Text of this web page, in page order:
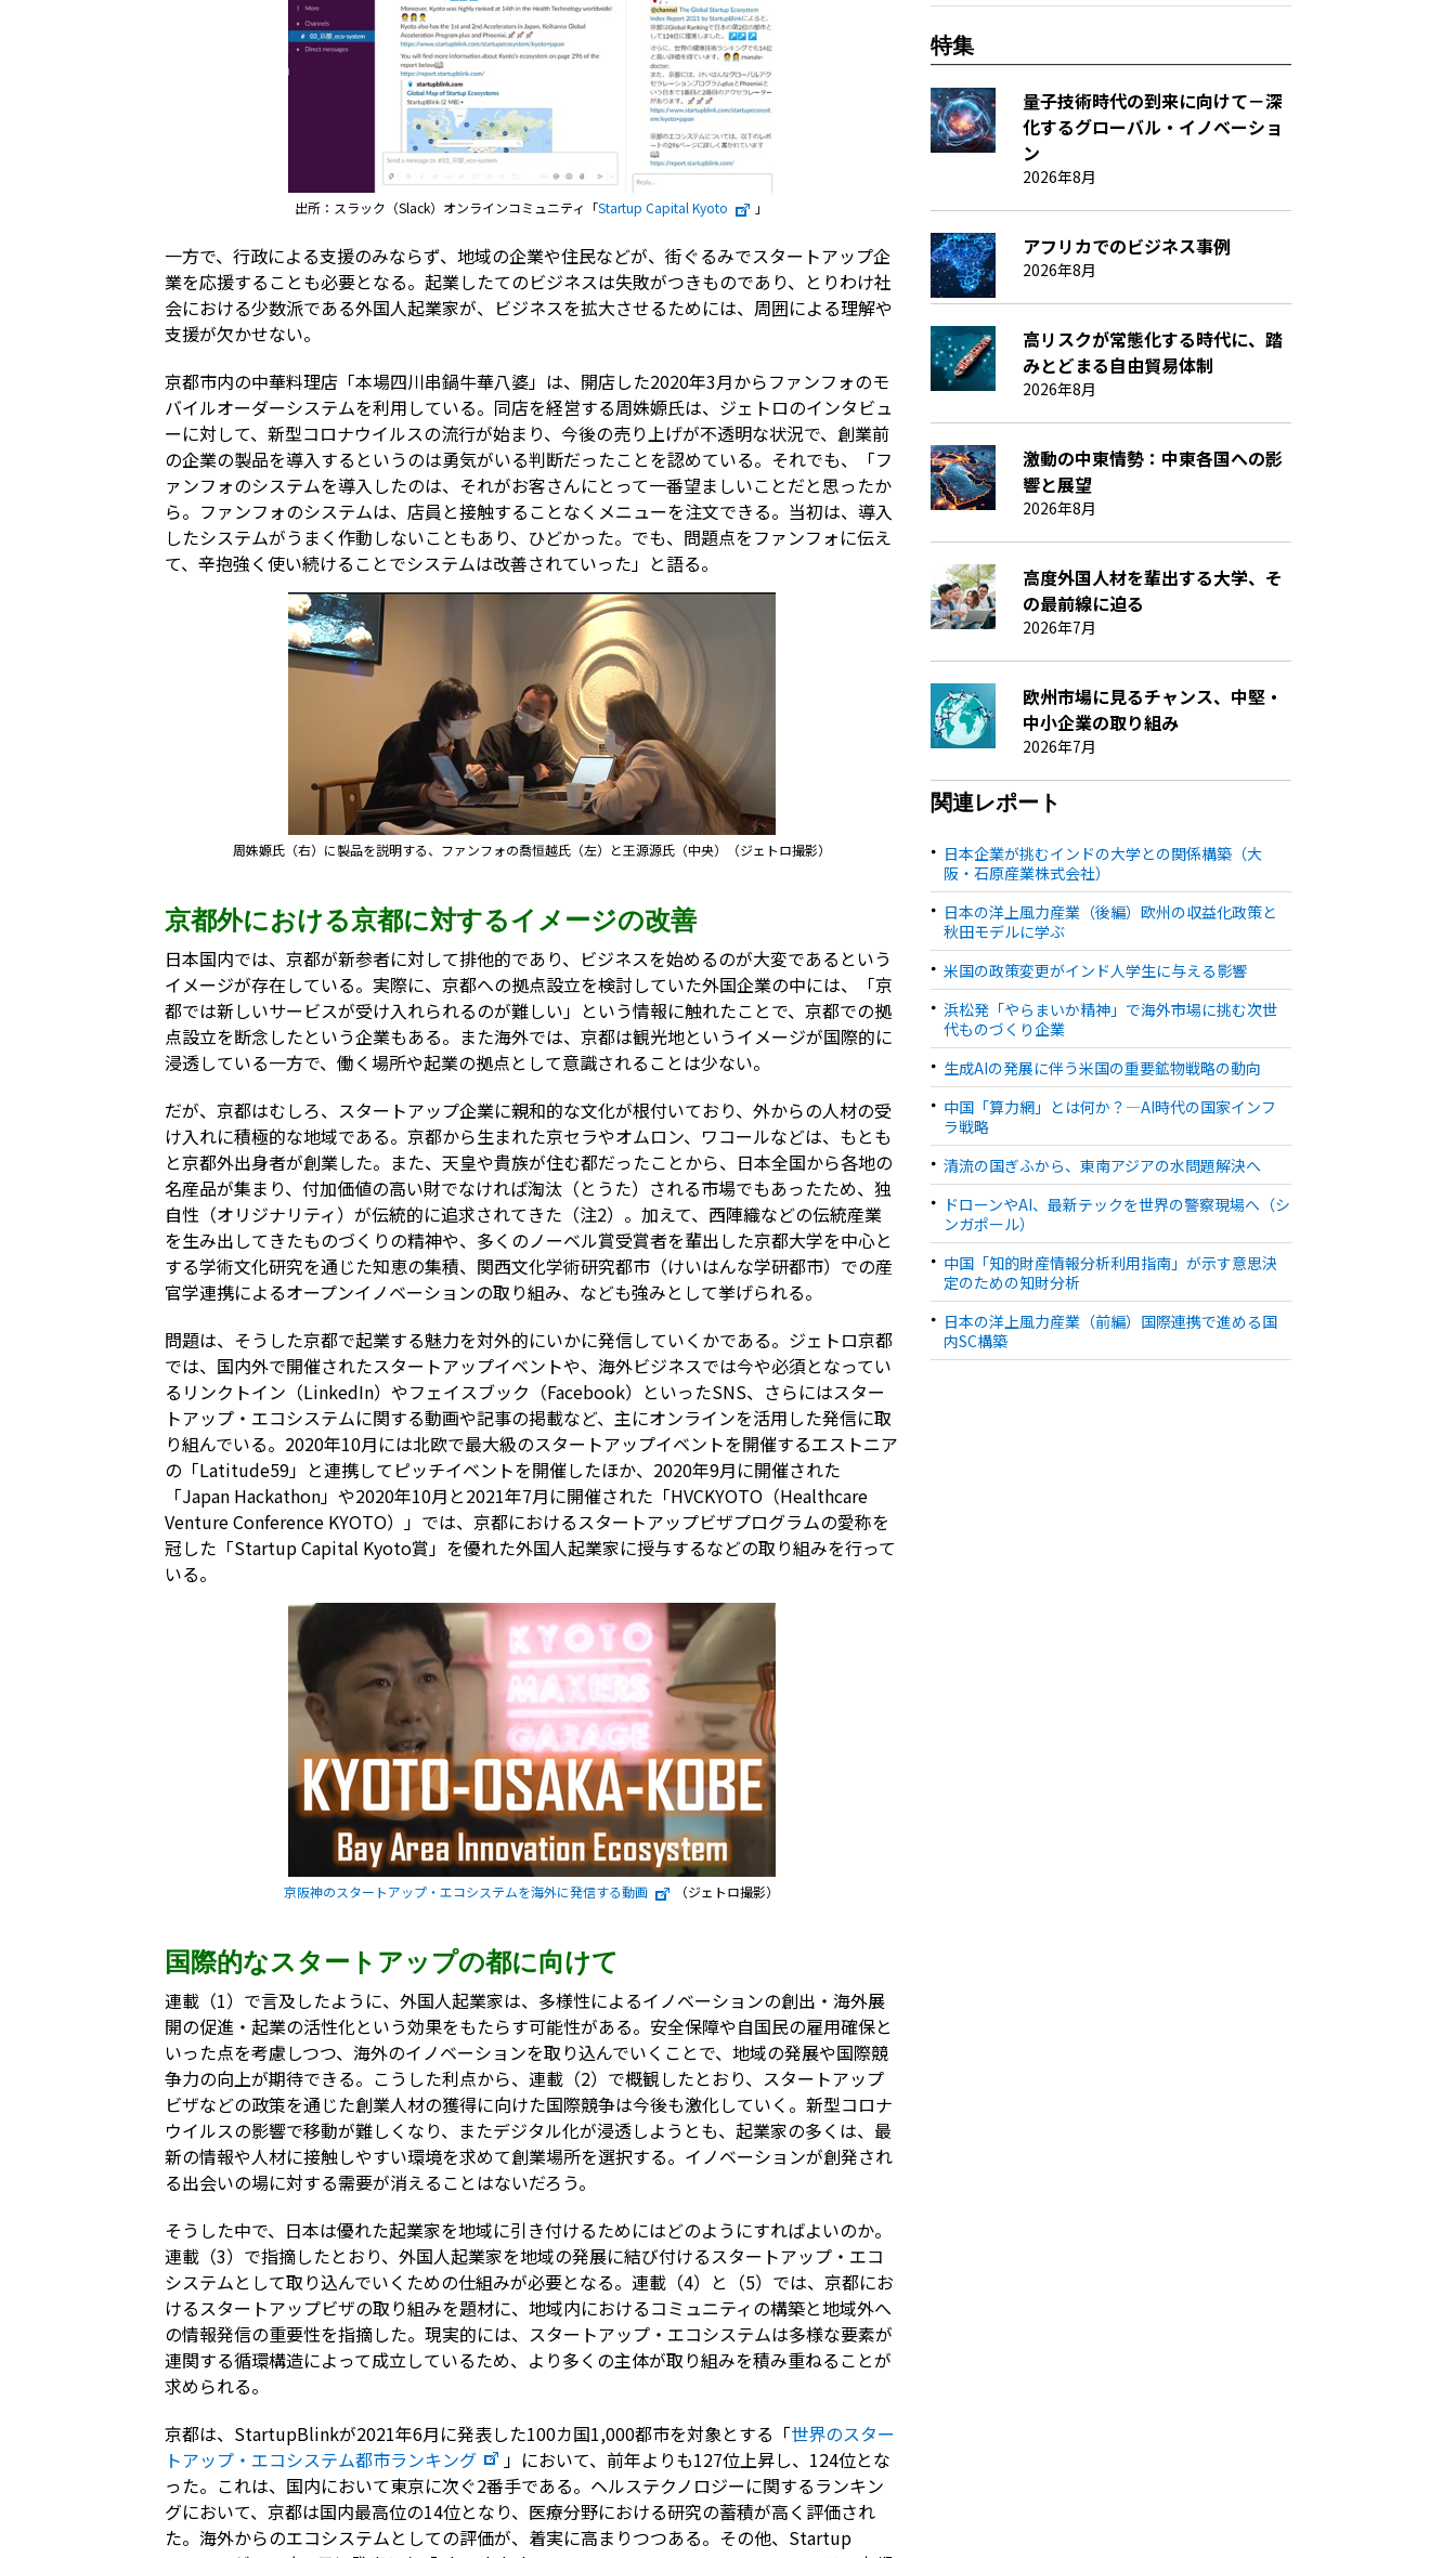
出所：スラック（Slack）オンラインコミュニティ「Startup Capital Kyoto 」
一方で、行政による支援のみならず、地域の企業や住民などが、街ぐるみでスタートアップ企
業を応援することも必要となる。起業したてのビジネスは失敗がつきものであり、とりわけ社
会における少数派である外国人起業家が、ビジネスを拡大させるためには、周囲による理解や
支援が欠かせない。
京都市内の中華料理店「本場四川串鍋牛華八婆」は、開店した2020年3月からファンフォのモ
バイルオーダーシステムを利用している。同店を経営する周姝嫄氏は、ジェトロのインタビュ
ーに対して、新型コロナウイルスの流行が始まり、今後の売り上げが不透明な状況で、創業前
の企業の製品を導入するというのは勇気がいる判断だったことを認めている。それでも、「フ
ァンフォのシステムを導入したのは、それがお客さんにとって一番望ましいことだと思ったか
ら。ファンフォのシステムは、店員と接触することなくメニューを注文できる。当初は、導入
したシステムがうまく作動しないこともあり、ひどかった。でも、問題点をファンフォに伝え
て、辛抱強く使い続けることでシステムは改善されていった」と語る。
周姝嫄氏（右）に製品を説明する、ファンフォの喬恒越氏（左）と王源源氏（中央）（ジェトロ撮影）
京都外における京都に対するイメージの改善
日本国内では、京都が新参者に対して排他的であり、ビジネスを始めるのが大変であるという
イメージが存在している。実際に、京都への拠点設立を検討していた外国企業の中には、「京
都では新しいサービスが受け入れられるのが難しい」という情報に触れたことで、京都での拠
点設立を断念したという企業もある。また海外では、京都は観光地というイメージが国際的に
浸透している一方で、働く場所や起業の拠点として意識されることは少ない。
だが、京都はむしろ、スタートアップ企業に親和的な文化が根付いており、外からの人材の受
け入れに積極的な地域である。京都から生まれた京セラやオムロン、ワコールなどは、もとも
と京都外出身者が創業した。また、天皇や貴族が住む都だったことから、日本全国から各地の
名産品が集まり、付加価値の高い財でなければ淘汰（とうた）される市場でもあったため、独
自性（オリジナリティ）が伝統的に追求されてきた（注2）。加えて、西陣織などの伝統産業
を生み出してきたものづくりの精神や、多くのノーベル賞受賞者を輩出した京都大学を中心と
する学術文化研究を通じた知恵の集積、関西文化学術研究都市（けいはんな学研都市）での産
官学連携によるオープンイノベーションの取り組み、なども強みとして挙げられる。
問題は、そうした京都で起業する魅力を対外的にいかに発信していくかである。ジェトロ京都
では、国内外で開催されたスタートアップイベントや、海外ビジネスでは今や必須となってい
るリンクトイン（LinkedIn）やフェイスブック（Facebook）といったSNS、さらにはスター
トアップ・エコシステムに関する動画や記事の掲載など、主にオンラインを活用した発信に取
り組んでいる。2020年10月には北欧で最大級のスタートアップイベントを開催するエストニア
の「Latitude59」と連携してピッチイベントを開催したほか、2020年9月に開催された
「Japan Hackathon」や2020年10月と2021年7月に開催された「HVCKYOTO（Healthcare
Venture Conference KYOTO）」では、京都におけるスタートアップビザプログラムの愛称を
冠した「Startup Capital Kyoto賞」を優れた外国人起業家に授与するなどの取り組みを行って
いる。
京阪神のスタートアップ・エコシステムを海外に発信する動画 （ジェトロ撮影）
国際的なスタートアップの都に向けて
連載（1）で言及したように、外国人起業家は、多様性によるイノベーションの創出・海外展
開の促進・起業の活性化という効果をもたらす可能性がある。安全保障や自国民の雇用確保と
いった点を考慮しつつ、海外のイノベーションを取り込んでいくことで、地域の発展や国際競
争力の向上が期待できる。こうした利点から、連載（2）で概観したとおり、スタートアップ
ビザなどの政策を通じた創業人材の獲得に向けた国際競争は今後も激化していく。新型コロナ
ウイルスの影響で移動が難しくなり、またデジタル化が浸透しようとも、起業家の多くは、最
新の情報や人材に接触しやすい環境を求めて創業場所を選択する。イノベーションが創発され
る出会いの場に対する需要が消えることはないだろう。
そうした中で、日本は優れた起業家を地域に引き付けるためにはどのようにすればよいのか。
連載（3）で指摘したとおり、外国人起業家を地域の発展に結び付けるスタートアップ・エコ
システムとして取り込んでいくための仕組みが必要となる。連載（4）と（5）では、京都にお
けるスタートアップビザの取り組みを題材に、地域内におけるコミュニティの構築と地域外へ
の情報発信の重要性を指摘した。現実的には、スタートアップ・エコシステムは多様な要素が
連関する循環構造によって成立しているため、より多くの主体が取り組みを積み重ねることが
求められる。
京都は、StartupBlinkが2021年6月に発表した100カ国1,000都市を対象とする「世界のスター
トアップ・エコシステム都市ランキング
」において、前年よりも127位上昇し、124位とな
った。これは、国内において東京に次ぐ2番手である。ヘルステクノロジーに関するランキン
グにおいて、京都は国内最高位の14位となり、医療分野における研究の蓄積が高く評価され
た。海外からのエコシステムとしての評価が、着実に高まりつつある。その他、Startup
特集
量子技術時代の到来に向けて－深
化するグローバル・イノベーショ
ン
2026年8月
アフリカでのビジネス事例
2026年8月
高リスクが常態化する時代に、踏
みとどまる自由貿易体制
2026年8月
激動の中東情勢：中東各国への影
響と展望
2026年8月
高度外国人材を輩出する大学、そ
の最前線に迫る
2026年7月
欧州市場に見るチャンス、中堅・
中小企業の取り組み
2026年7月
関連レポート
日本企業が挑むインドの大学との関係構築（大
阪・石原産業株式会社）
日本の洋上風力産業（後編）欧州の収益化政策と
秋田モデルに学ぶ
米国の政策変更がインド人学生に与える影響
浜松発「やらまいか精神」で海外市場に挑む次世
代ものづくり企業
生成AIの発展に伴う米国の重要鉱物戦略の動向
中国「算力網」とは何か？—AI時代の国家インフ
ラ戦略
清流の国ぎふから、東南アジアの水問題解決へ
ドローンやAI、最新テックを世界の警察現場へ（シ
ンガポール）
中国「知的財産情報分析利用指南」が示す意思決
定のための知財分析
日本の洋上風力産業（前編）国際連携で進める国
内SC構築